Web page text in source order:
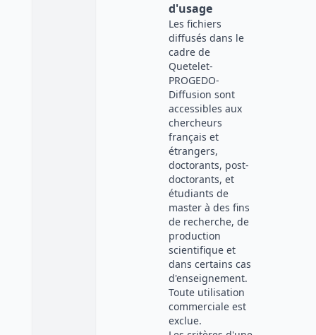
d'usage
Les fichiers
diffusés dans le
cadre de
Quetelet-
PROGEDO-
Diffusion sont
accessibles aux
chercheurs
français et
étrangers,
doctorants, post-
doctorants, et
étudiants de
master à des fins
de recherche, de
production
scientifique et
dans certains cas
d'enseignement.
Toute utilisation
commerciale est
exclue.